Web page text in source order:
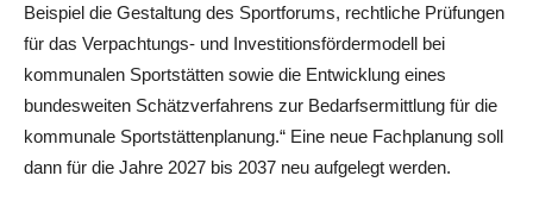
Beispiel die Gestaltung des Sportforums, rechtliche Prüfungen
für das Verpachtungs- und Investitionsfördermodell bei
kommunalen Sportstätten sowie die Entwicklung eines
bundesweiten Schätzverfahrens zur Bedarfsermittlung für die
kommunale Sportstättenplanung.“ Eine neue Fachplanung soll
dann für die Jahre 2027 bis 2037 neu aufgelegt werden.